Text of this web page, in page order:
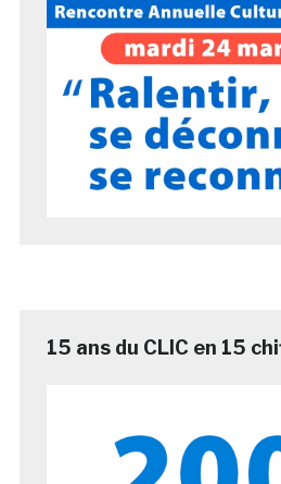
15 ans du CLIC en 15